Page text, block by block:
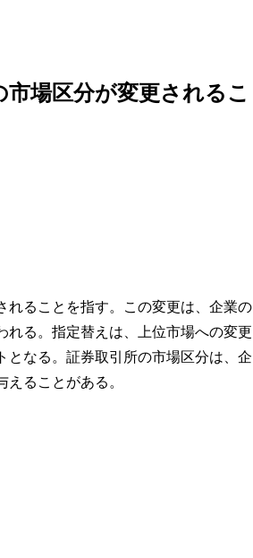
場区分が変更されるこ
れることを指す。この変更は、企業の
れる。指定替えは、上位市場への変更
となる。証券取引所の市場区分は、企
ることがある。